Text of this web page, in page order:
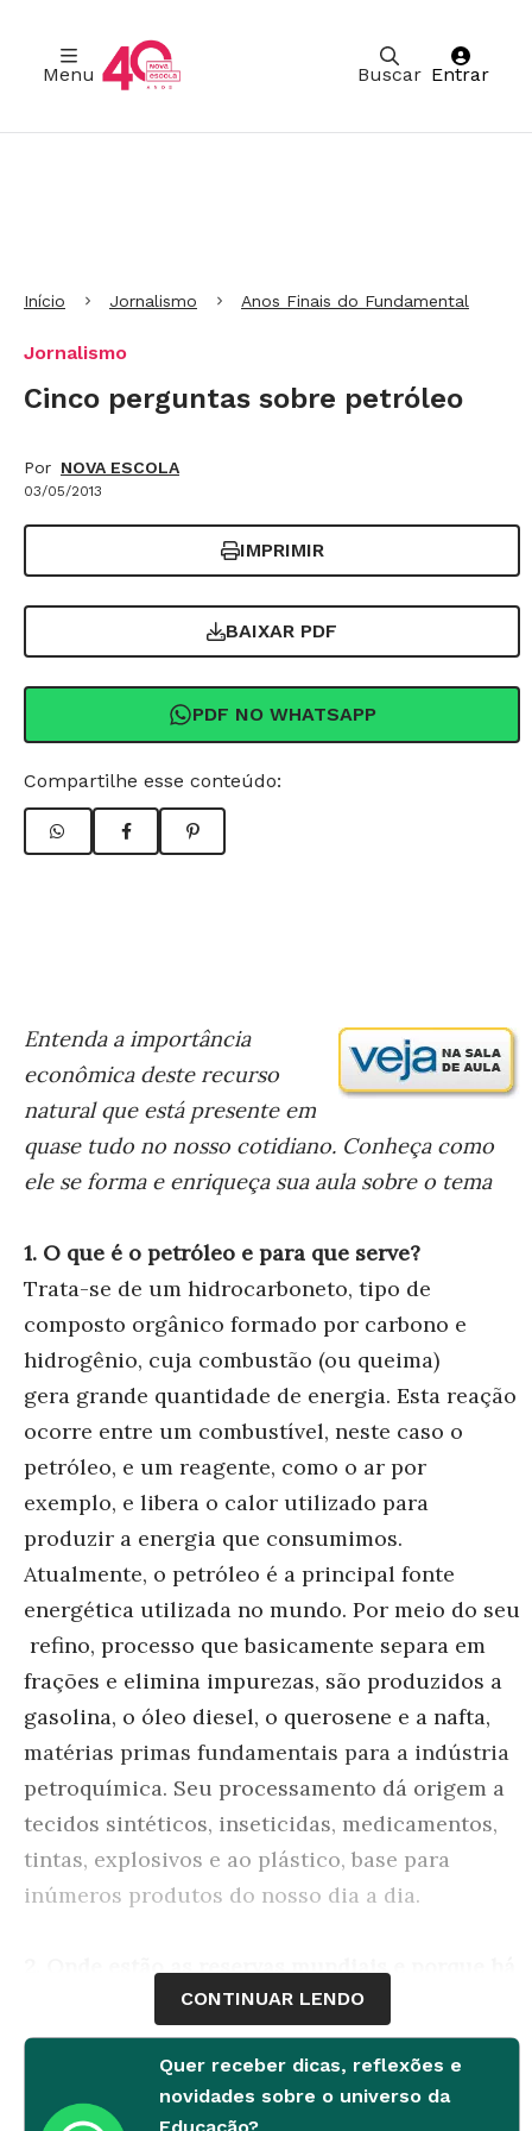
Buscar
Menu Entrar
Início Jornalismo Anos Finais do Fundamental
Jornalismo
Cinco perguntas sobre petróleo
Por NOVA ESCOLA
03/05/2013
IMPRIMIR
BAIXAR PDF
PDF NO WHATSAPP
Compartilhe esse conteúdo:
Entenda a importância
econômica deste recurso
natural que está presente em
quase tudo no nosso cotidiano. Conheça como
ele se forma e enriqueça sua aula sobre o tema
1. O que é o petróleo e para que serve?
Trata-se de um hidrocarboneto, tipo de
composto orgânico formado por carbono e
hidrogênio, cuja combustão (ou queima)
gera grande quantidade de energia. Esta reação
ocorre entre um combustível, neste caso o
petróleo, e um reagente, como o ar por
exemplo, e libera o calor utilizado para
produzir a energia que consumimos.
Atualmente, o petróleo é a principal fonte
energética utilizada no mundo. Por meio do seu
refino, processo que basicamente separa em
frações e elimina impurezas, são produzidos a
gasolina, o óleo diesel, o querosene e a nafta,
matérias primas fundamentais para a indústria
petroquímica. Seu processamento dá origem a
tecidos sintéticos, inseticidas, medicamentos,
tintas, explosivos e ao plástico, base para
inúmeros produtos do nosso dia a dia.
2. Onde estão as reservas mundiais e porque há
petróleo nestes lugares?
As maiores reservas em exploração na
atualidade estão nos países da bacia do Golfo
Pérsico (Arábia Saudita, Irã, Emirados Árabes e
CONTINUAR LENDO
Quer receber dicas, reflexões e
novidades sobre o universo da